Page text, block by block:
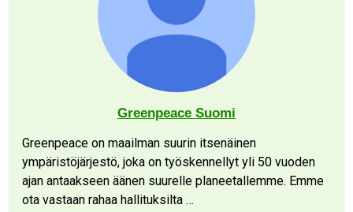
Greenpeace Suomi
Greenpeace on maailman suurin itsenäinen
ympäristöjärjestö, joka on työskennellyt yli 50 vuoden
ajan antaakseen äänen suurelle planeetallemme. Emme
ota vastaan rahaa hallituksilta …